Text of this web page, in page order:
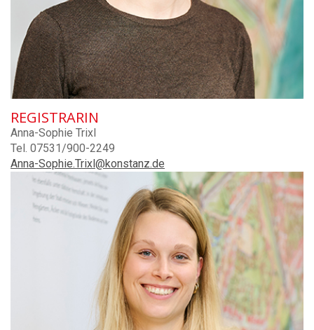
REGISTRARIN
Anna-Sophie Trixl
Tel. 07531/900-2249
Anna-Sophie.Trixl@konstanz.de